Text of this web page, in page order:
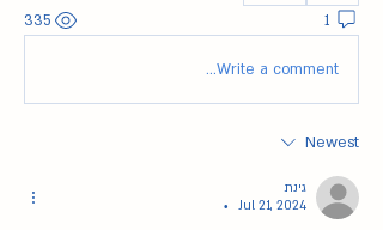
1
335
Write a comment...
Newest
גינת
Jul 21, 2024
•